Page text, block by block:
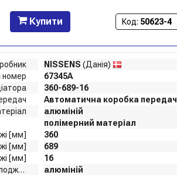
Купити Код: 50623-4
NISSENS (Данія)
номер
67345A
360-689-16
Автоматична коробка передач
алюміній
полімерний матеріал
[мм]
360
[мм]
689
[мм]
16
Матеріал ребра охолодження
алюміній